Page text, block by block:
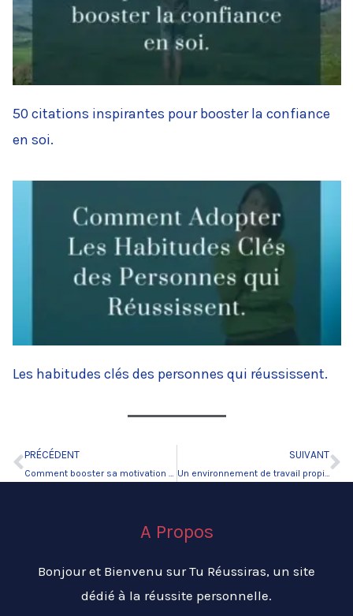
50 citations inspirantes pour booster la confiance
en soi.
Les habitudes clés des personnes qui réussissent.
Précédent
PRÉCÉDENT
Comment booster sa motivation aujourd’hui ?
SUIVANT
Un environnement de travail propice à la productivité.
A Propos
Bonjour et Bienvenu sur Tu Réussiras, un site
dédié à la réussite personnelle.